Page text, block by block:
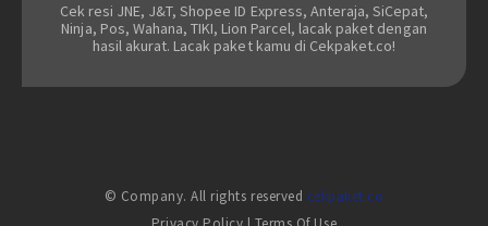
Cek resi JNE, J&T, Shopee ID Express, Anteraja, SiCepat,
Ninja, Pos, Wahana, TIKI, Lion Parcel, lacak paket dengan
hasil akurat. Lacak paket kamu di Cekpaket.co!
© Company. All rights reserved cekpaket.co